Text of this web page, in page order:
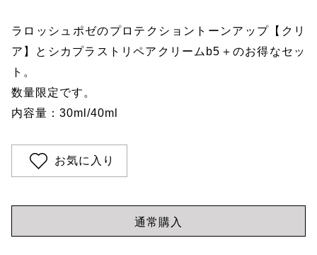
ラロッシュポゼのプロテクショントーンアップ【クリ
ア】とシカプラストリペアクリームb5＋のお得なセッ
ト。
数量限定です。
内容量：30ml/40ml
お気に入り
通常購入